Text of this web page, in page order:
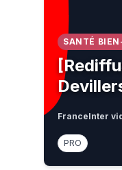
SANTÉ
FranceInter
PRO